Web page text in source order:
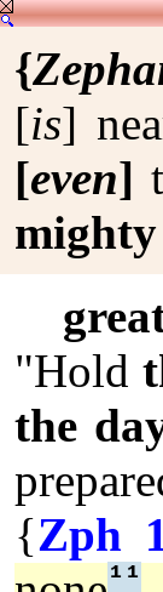
{
[is]
[even]
mighty
"Hold
the
{Zph
¹ ¹